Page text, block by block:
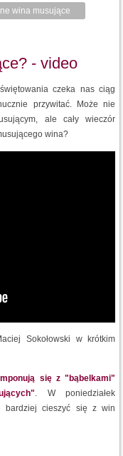
wina musujące
- video
czeka nas ciąg
przywitać. Może nie
ale cały wieczór
wina?
Sokołowski w krótkim
się z "bąbelkami"
. W poniedziałek
bardziej cieszyć się z win